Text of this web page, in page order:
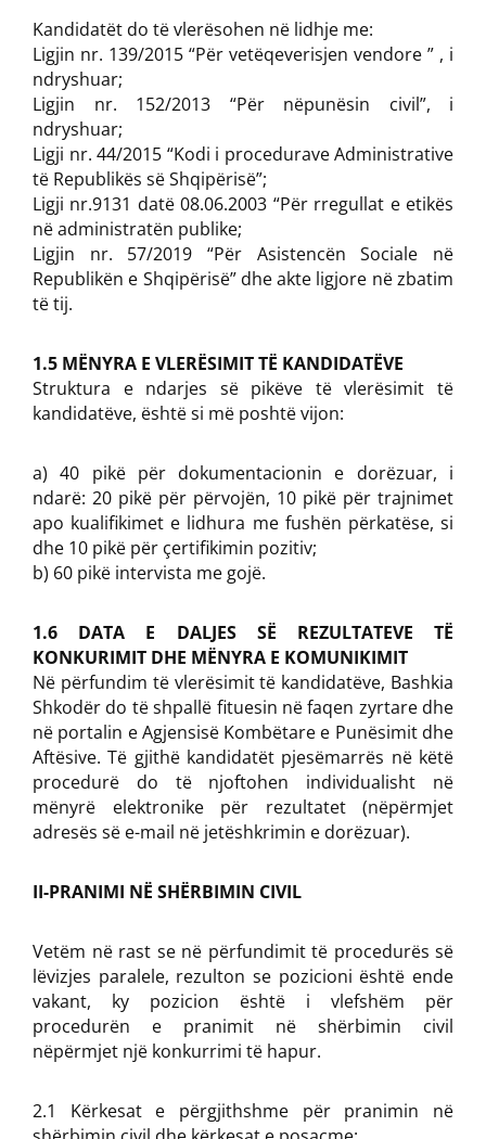
Kandidatët do të vlerësohen në lidhje me:
Ligjin nr. 139/2015 “Për vetëqeverisjen vendore ” , i
ndryshuar;
Ligjin nr. 152/2013 “Për nëpunësin civil”, i
ndryshuar;
Ligji nr. 44/2015 “Kodi i procedurave Administrative
të Republikës së Shqipërisë”;
Ligji nr.9131 datë 08.06.2003 “Për rregullat e etikës
në administratën publike;
Ligjin nr. 57/2019 “Për Asistencën Sociale në
Republikën e Shqipërisë” dhe akte ligjore në zbatim
të tij.
1.5 MËNYRA E VLERËSIMIT TË KANDIDATËVE
Struktura e ndarjes së pikëve të vlerësimit të
kandidatëve, është si më poshtë vijon:
a) 40 pikë për dokumentacionin e dorëzuar, i
ndarë: 20 pikë për përvojën, 10 pikë për trajnimet
apo kualifikimet e lidhura me fushën përkatëse, si
dhe 10 pikë për çertifikimin pozitiv;
b) 60 pikë intervista me gojë.
1.6 DATA E DALJES SË REZULTATEVE TË
KONKURIMIT DHE MËNYRA E KOMUNIKIMIT
Në përfundim të vlerësimit të kandidatëve, Bashkia
Shkodër do të shpallë fituesin në faqen zyrtare dhe
në portalin e Agjensisë Kombëtare e Punësimit dhe
Aftësive. Të gjithë kandidatët pjesëmarrës në këtë
procedurë do të njoftohen individualisht në
mënyrë elektronike për rezultatet (nëpërmjet
adresës së e-mail në jetëshkrimin e dorëzuar).
II-PRANIMI NË SHËRBIMIN CIVIL
Vetëm në rast se në përfundimit të procedurës së
lëvizjes paralele, rezulton se pozicioni është ende
vakant, ky pozicion është i vlefshëm për
procedurën e pranimit në shërbimin civil
nëpërmjet një konkurrimi të hapur.
2.1 Kërkesat e përgjithshme për pranimin në